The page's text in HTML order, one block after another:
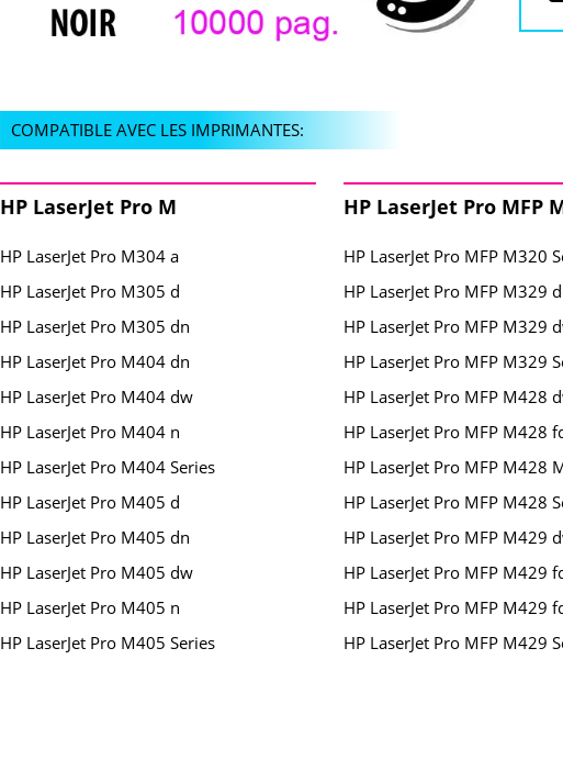
COMPATIBLE AVEC LES IMPRIMANTES:
HP LaserJet Pro M
HP LaserJet Pro M304 a
HP LaserJet Pro M305 d
HP LaserJet Pro M305 dn
HP LaserJet Pro M404 dn
HP LaserJet Pro M404 dw
HP LaserJet Pro M404 n
HP LaserJet Pro M404 Series
HP LaserJet Pro M405 d
HP LaserJet Pro M405 dn
HP LaserJet Pro M405 dw
HP LaserJet Pro M405 n
HP LaserJet Pro M405 Series
HP LaserJet Pro MFP
HP LaserJet Pro MFP M320
HP LaserJet Pro MFP M329
HP LaserJet Pro MFP M329
HP LaserJet Pro MFP M329
HP LaserJet Pro MFP M428
HP LaserJet Pro MFP M428
HP LaserJet Pro MFP M428
HP LaserJet Pro MFP M428
HP LaserJet Pro MFP M429
HP LaserJet Pro MFP M429
HP LaserJet Pro MFP M429
HP LaserJet Pro MFP M429